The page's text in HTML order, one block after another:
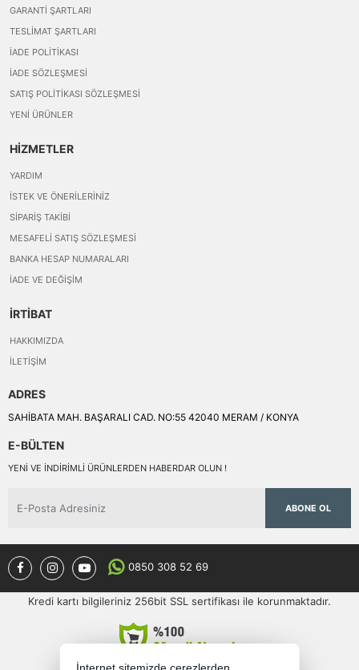
GARANTI ŞARTLARI
TESLIMAT ŞARTLARI
İADE POLITIKASI
İADE SÖZLEŞMESI
SATIŞ POLITIKASI SÖZLEŞMESI
YENI ÜRÜNLER
HİZMETLER
YARDIM
İSTEK VE ÖNERILERINIZ
SIPARIŞ TAKIBI
MESAFELI SATIŞ SÖZLEŞMESI
BANKA HESAP NUMARALARI
İADE VE DEĞIŞIM
İRTİBAT
HAKKIMIZDA
İLETIŞIM
ADRES
SAHİBATA MAH. BAŞARALI CAD. NO:55 42040 MERAM / KONYA
E-BÜLTEN
YENI VE INDIRIMLI ÜRÜNLERDEN HABERDAR OLUN !
ABONE OL
0850 308 52 69
Kredi kartı bilgileriniz 256bit SSL sertifikası ile korunmaktadır.